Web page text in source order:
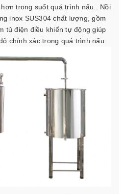
trong suốt quá trình nấu.. Nồi
inox SUS304 chất lượng, gồm
tủ điện điều khiển tự động giúp
chính xác trong quá trình nấu.